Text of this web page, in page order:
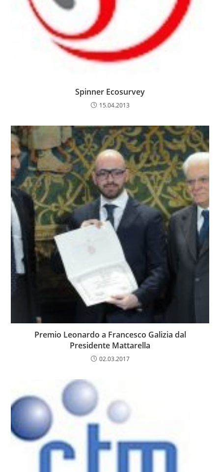
Spinner Ecosurvey
15.04.2013
Premio Leonardo a Francesco Galizia dal
Presidente Mattarella
02.03.2017